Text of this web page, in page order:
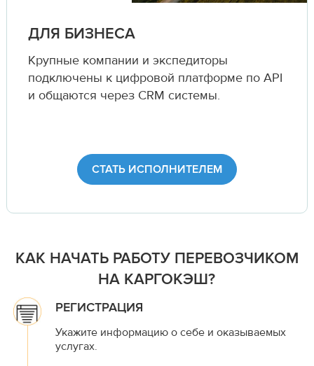
ДЛЯ БИЗНЕСА
Крупные компании и экспедиторы
подключены к цифровой платформе по API
и общаются через CRM системы.
СТАТЬ ИСПОЛНИТЕЛЕМ
КАК НАЧАТЬ РАБОТУ ПЕРЕВОЗЧИКОМ
НА КАРГОКЭШ?
РЕГИСТРАЦИЯ
Укажите информацию о себе и оказываемых
услугах.